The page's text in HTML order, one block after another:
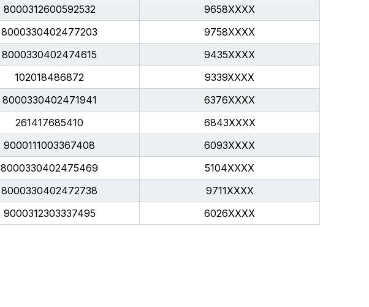
8000312600592532
9658XXXX
8000330402477203
9758XXXX
8000330402474615
9435XXXX
102018486872
9339XXXX
8000330402471941
6376XXXX
261417685410
6843XXXX
9000111003367408
6093XXXX
8000330402475469
5104XXXX
8000330402472738
9711XXXX
9000312303337495 6026XXXX